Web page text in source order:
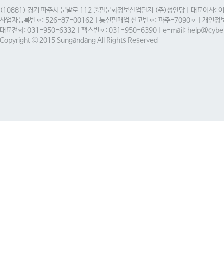
(10881) 경기 파주시 문발로 112 출판문화정보산업단지 (주)성안당 | 대표이사:
사업자등록번호: 526-87-00162 | 통신판매업 신고번호: 파주-7090호 | 개인정
대표전화: 031-950-6332 | 팩스번호: 031-950-6390 | e-mail:
Copyright ⓒ 2015 Sungandang All Rights Reserved.